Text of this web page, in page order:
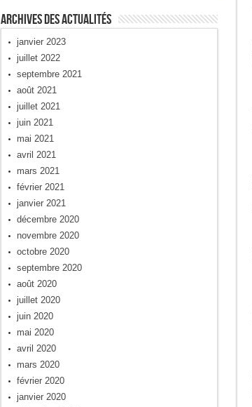
Archives Des Actualités
janvier 2023
juillet 2022
septembre 2021
août 2021
juillet 2021
juin 2021
mai 2021
avril 2021
mars 2021
février 2021
janvier 2021
décembre 2020
novembre 2020
octobre 2020
septembre 2020
août 2020
juillet 2020
juin 2020
mai 2020
avril 2020
mars 2020
février 2020
janvier 2020